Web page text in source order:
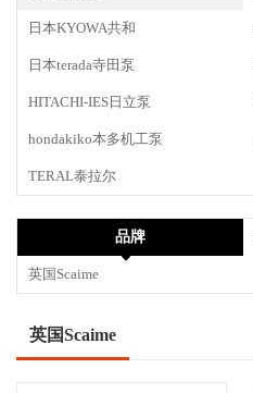
日本KYOWA共和
日本terada寺田泵
HITACHI-IES日立泵
hondakiko本多机工泵
TERAL泰拉尔
品牌
英国Scaime
英国Scaime